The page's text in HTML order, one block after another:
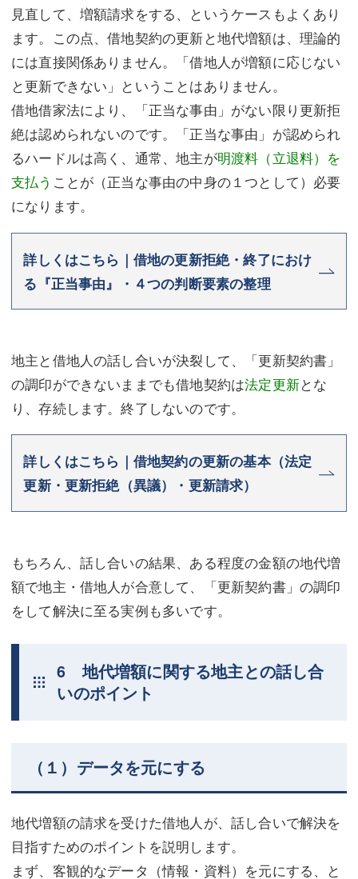
見直して、増額請求をする、というケースもよくあり
ます。この点、借地契約の更新と地代増額は、理論的
には直接関係ありません。「借地人が増額に応じない
と更新できない」ということはありません。
借地借家法により、「正当な事由」がない限り更新拒
絶は認められないのです。「正当な事由」が認められ
るハードルは高く、通常、地主が明渡料（立退料）を
支払う ことが（正当な事由の中身の１つとして）必要
になります。
詳しくはこちら｜借地の更新拒絶・終了におけ
る『正当事由』・４つの判断要素の整理
地主と借地人の話し合いが決裂して、「更新契約書」
の調印ができないままでも借地契約は法定更新とな
り、存続します。終了しないのです。
詳しくはこちら｜借地契約の更新の基本（法定
更新・更新拒絶（異議）・更新請求）
もちろん、話し合いの結果、ある程度の金額の地代増
額で地主・借地人が合意して、「更新契約書」の調印
をして解決に至る実例も多いです。
6 地代増額に関する地主との話し合
いのポイント
（１）データを元にする
地代増額の請求を受けた借地人が、話し合いで解決を
目指すためのポイントを説明します。
まず、客観的なデータ（情報・資料）を元にする、と